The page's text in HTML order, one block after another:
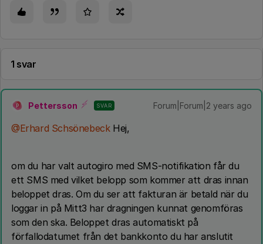
1 svar
P Pettersson SVAR Forum|Forum|2 years ago
@Erhard SchsönebeckHej,
om du har valt autogiro med SMS-notifikation får du
ett SMS med vilket belopp som kommer att dras innan
beloppet dras. Om du ser att fakturan är betald när du
loggar in på Mitt3 har dragningen kunnat genomföras
som den ska. Beloppet dras automatiskt på
förfallodatumet från det bankkonto du har anslutit